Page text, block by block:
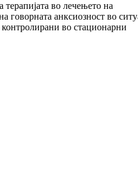
во ле­­че­ње­то на
го­ворната анксиозност во
во ста­цио­нар­ни